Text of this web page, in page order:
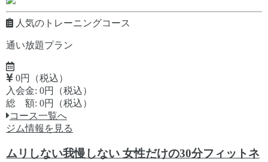
人気のトレーニングコース
通い放題プラン
0円（税込）
入会金: 0円（税込）
総 額: 0円（税込）
コース一覧へ
ジム情報を見る
ムリしない我慢しない 女性だけの30分フィットネ